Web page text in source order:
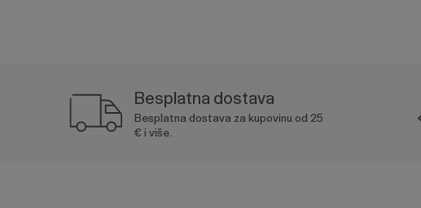
Besplatna dostava
Besplatna dostava za kupovinu od 25
€ i više.